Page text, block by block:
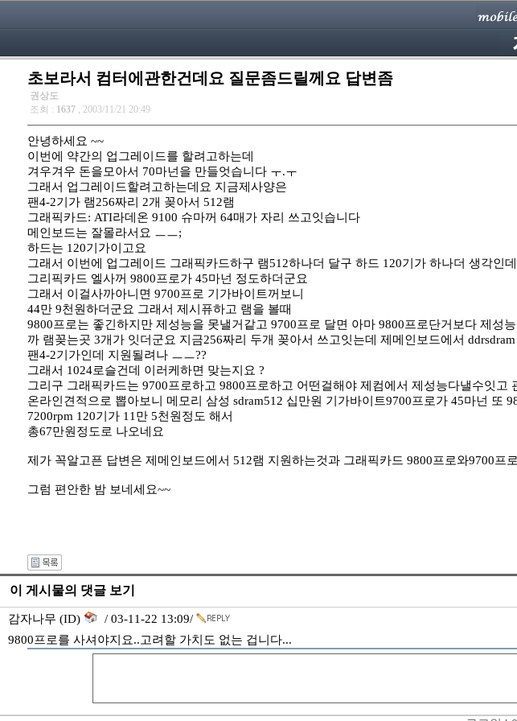
초보라서 컴터에관한건데요 질문좀드릴께요 답변좀
권상도
조회 : 1637 , 2003/11/21 20:49
안녕하세요 ~~
이번에 약간의 업그레이드를 할려고하는데
겨우겨우 돈을모아서 70마넌을 만들엇습니다 ㅜ.ㅜ
그래서 업그레이드할려고하는데요 지금제사양은
팬4-2기가 램256짜리 2개 꽂아서 512램
그래픽카드: ATI라데온 9100 슈마꺼 64매가 자리 쓰고잇습니다
메인보드는 잘몰라서요 ㅡㅡ;
하드는 120기가이고요
그래서 이번에 업그레이드 그래픽카드하구 램512하나더 달구 하드 120기가 하나더 생각인
그리픽카드 엘사꺼 9800프로가 45마넌 정도하더군요
그래서 이걸사까아니면 9700프로 기가바이트꺼보니
44만 9천원하더군요 그래서 제시퓨하고 램을 볼때
9800프로는 좋긴하지만 제성능을 못낼거같고 9700프로 달면 아마 9800프로단거보다 제성
까 램꽂는곳 3개가 잇더군요 지금256짜리 두개 꽂아서 쓰고잇는데 제메인보드에서
팬4-2기가인데 지원될려나 ㅡㅡ??
그래서 1024로슬건데 이러케하면 맞는지요 ?
그리구 그래픽카드는 9700프로하고 9800프로하고 어떤걸해야 제컴에서 제성능다낼수잇고
온라인견적으로 뽑아보니 메모리 삼성 sdram512 십만원 기가바이트9700프로가 45마넌 또
7200rpm 120기가 11만 5천원정도 해서
총67만원정도로 나오네요
제가 꼭알고픈 답변은 제메인보드에서 512램 지원하는것과 그래픽카드 9800프로와9700
그럼 편안한 밤 보네세요~~
이 게시물의 댓글 보기
감자나무 (ID)
/ 03-11-22 13:09/
9800프로를 사셔야지요..고려할 가치도 없는 겁니다...